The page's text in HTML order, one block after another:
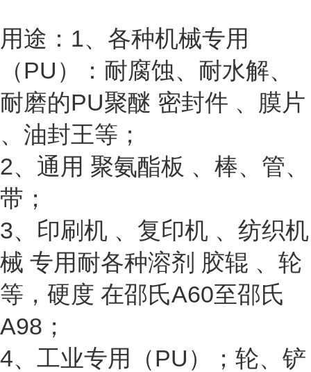
用途：1、各种机械专用
（PU）：耐腐蚀、耐水解、
耐磨的PU聚醚 密封件 、膜片
、油封王等；
2、通用 聚氨酯板 、棒、管、
带；
3、印刷机 、复印机 、纺织机
械 专用耐各种溶剂 胶辊 、轮
等，硬度 在邵氏A60至邵氏
A98；
4、工业专用（PU）；轮、铲